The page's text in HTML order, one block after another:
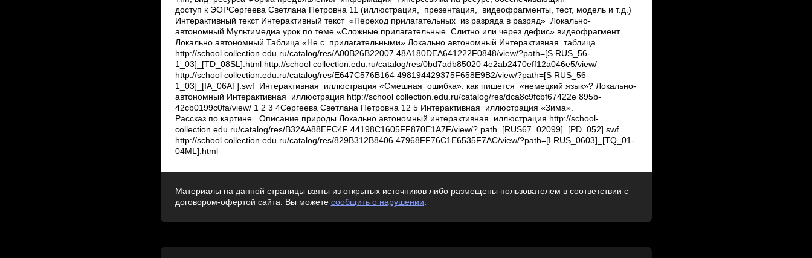
Материалы на данной страницы взяты из открытых источников либо размещены пользователем в соответствии с
договором-офертой сайта. Вы можете сообщить о нарушении.